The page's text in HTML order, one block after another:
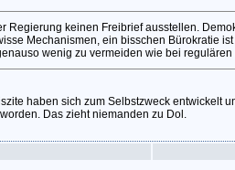
Regierung keinen Freibrief ausstellen.
Mechanismen, ein bisschen Bürokratie
wenig zu vermeiden wie bei regulären
haben sich zum Selbstzweck entwickelt
Das zieht niemanden zu Dol.